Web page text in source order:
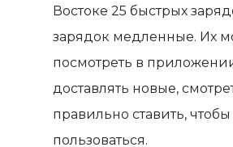
Востоке 25 быстрых
зарядок медленные. Их
посмотреть в
доставлять новые,
правильно ставить,
пользоваться.